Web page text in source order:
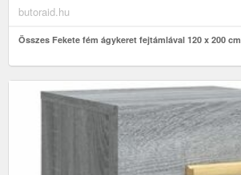
butoraid.hu
Összes Fekete fém ágykeret fejtámlával 120 x 200 cm